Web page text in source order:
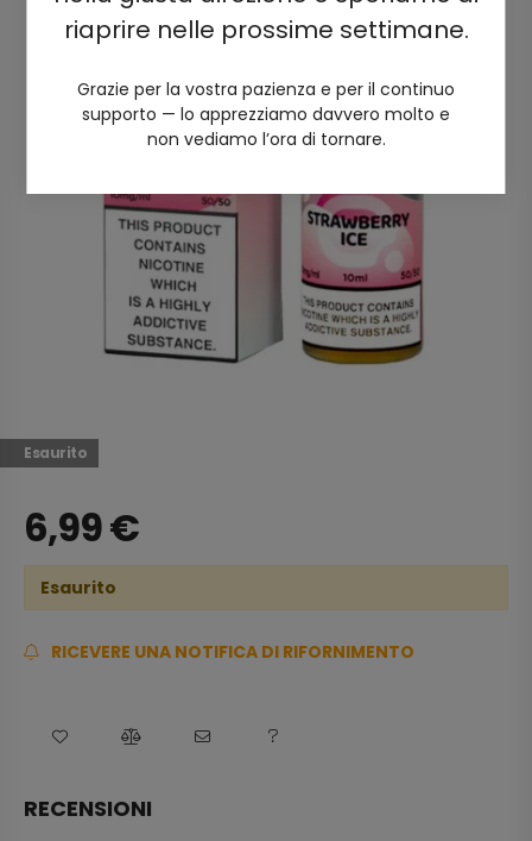
riaprire nelle prossime settimane.
Grazie per la vostra pazienza e per il continuo
supporto — lo apprezziamo davvero molto e
non vediamo l’ora di tornare.
Esaurito
6,99€
Esaurito
RICEVERE UNA NOTIFICA DI RIFORNIMENTO
RECENSIONI